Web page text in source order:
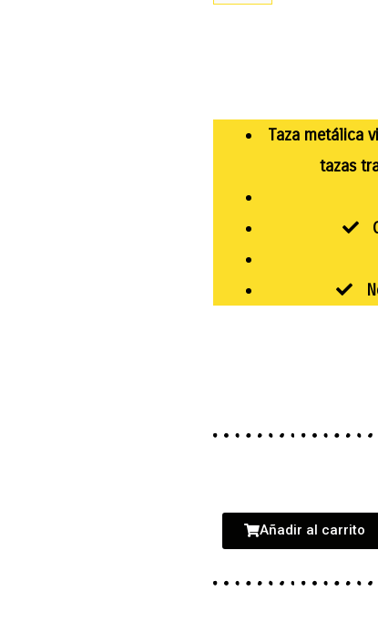
Taza metálica
tazas
Añadir al carrito